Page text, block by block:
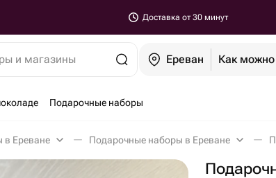
Доставка от 30 минут
и магазины Ереван Как можно
Подарочные наборы
в Ереване Подарочные наборы в Ереване